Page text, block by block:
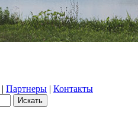
| Партнеры | Контакты